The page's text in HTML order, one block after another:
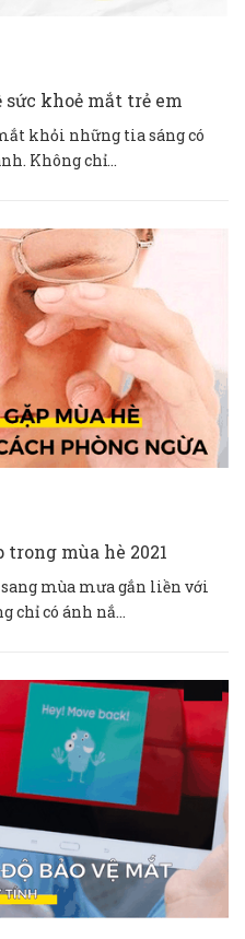
khoẻ mắt trẻ em
khỏi những tia sáng có
Không chỉ...
trong mùa hè 2021
mùa mưa gắn liền với
chỉ có ánh nắ...